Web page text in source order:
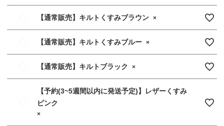
【通常販売】キルトくすみブラウン ×
【通常販売】キルトくすみブルー ×
【通常販売】キルトブラック ×
【予約(3~5週間以内に発送予定)】レザーくすみ
ピンク
×